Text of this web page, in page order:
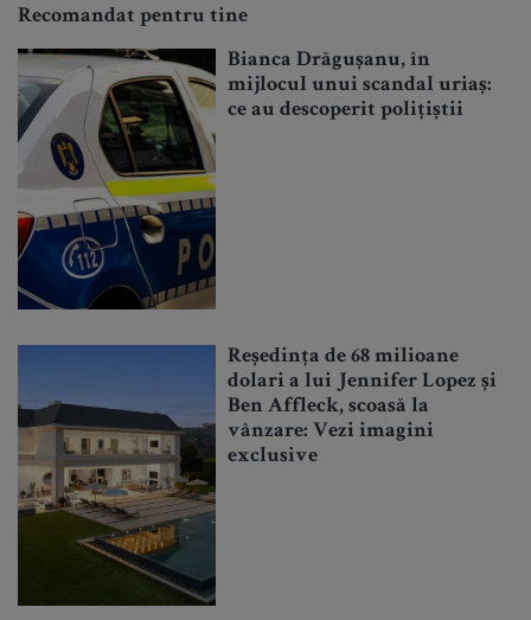
Recomandat pentru tine
Bianca Drăgușanu, în
mijlocul unui scandal uriaș:
ce au descoperit polițiștii
Reședința de 68 milioane
dolari a lui Jennifer Lopez și
Ben Affleck, scoasă la
vânzare: Vezi imagini
exclusive